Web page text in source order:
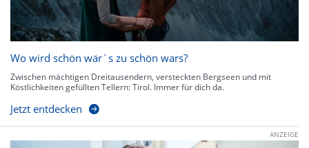
Wo wird schön wär`s zu schön wars?
Zwischen mächtigen Dreitausendern, versteckten Bergseen und mit
Köstlichkeiten gefüllten Tellern: Tirol. Immer für dich da.
Jetzt entdecken
ANZEIGE